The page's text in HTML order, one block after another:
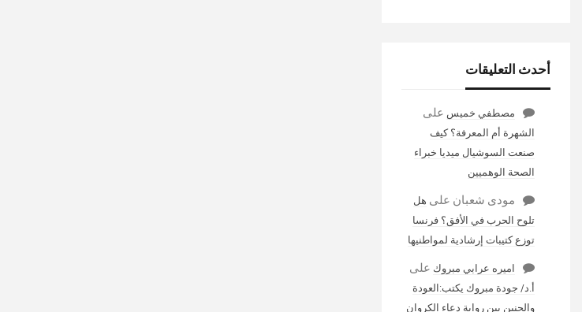
أحدث التعليقات
مصطفي خميس على
الشهرة أم المعرفة؟ كيف
صنعت السوشيال ميديا خبراء
الصحة الوهميين
مودى شعبان على هل
تلوح الحرب في الأفق؟ فرنسا
توزع كتيبات إرشادية لمواطنيها
اميره عرابي مبروك على
أ.د/ جودة مبروك يكتب:العودة
والحنين بين رواية دعاء الكروان